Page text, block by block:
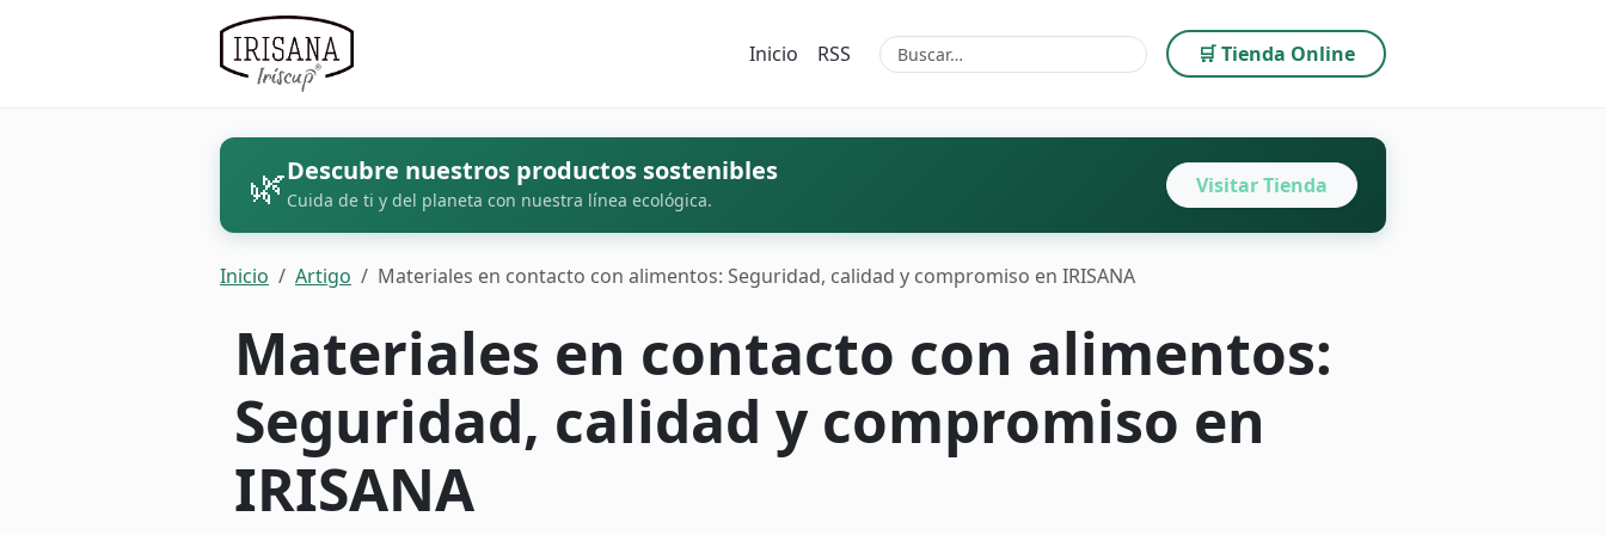
Inicio RSS 🛒 Tienda Online
🌿Descubre nuestros productos sostenibles
Cuida de ti y del planeta con nuestra línea ecológica.
Visitar Tienda
Inicio Artigo Materiales en contacto con alimentos: Seguridad, calidad y compromiso en IRISANA
Materiales en contacto con alimentos:
Seguridad, calidad y compromiso en
IRISANA